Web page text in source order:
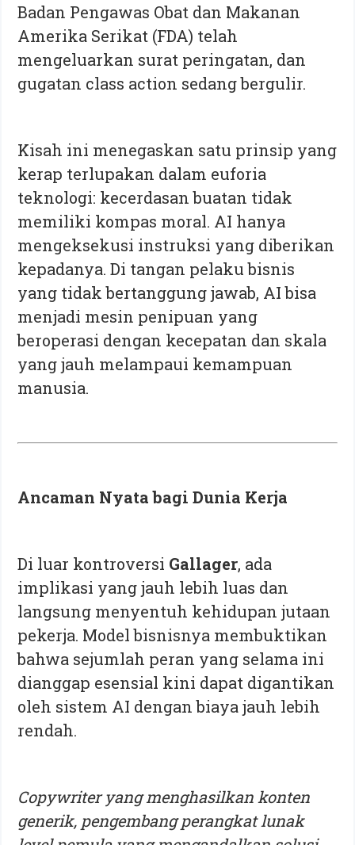
Badan Pengawas Obat dan Makanan
Amerika Serikat (FDA) telah
mengeluarkan surat peringatan, dan
gugatan class action sedang bergulir.
Kisah ini menegaskan satu prinsip yang
kerap terlupakan dalam euforia
teknologi: kecerdasan buatan tidak
memiliki kompas moral. AI hanya
mengeksekusi instruksi yang diberikan
kepadanya. Di tangan pelaku bisnis
yang tidak bertanggung jawab, AI bisa
menjadi mesin penipuan yang
beroperasi dengan kecepatan dan skala
yang jauh melampaui kemampuan
manusia.
Ancaman Nyata bagi Dunia Kerja
Di luar kontroversi Gallager, ada
implikasi yang jauh lebih luas dan
langsung menyentuh kehidupan jutaan
pekerja. Model bisnisnya membuktikan
bahwa sejumlah peran yang selama ini
dianggap esensial kini dapat digantikan
oleh sistem AI dengan biaya jauh lebih
rendah.
Copywriter yang menghasilkan konten
generik, pengembang perangkat lunak